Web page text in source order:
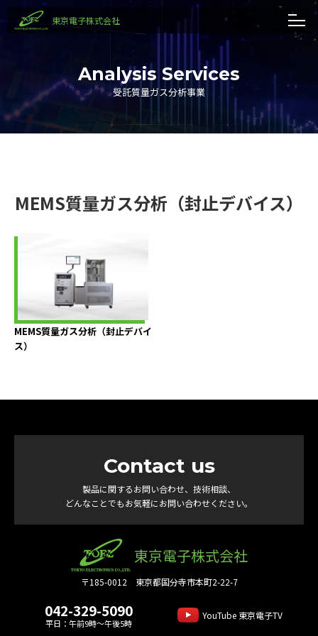
東京電子株式会社
Analysis Services
受託質量ガス分析事業
MEMS質量ガス分析（封止デバイス）
MEMS質量ガス分析（封止デバイ
ス）
Contact us
製品に関するお問い合わせ、技術相談、
どんなことでもお気軽にお問い合わせください。
東京電子株式会社
〒185-0012 東京都国分寺市本町2-22-7
042-329-5090
平日：午前9時～午後5時
YouTube 東京電子TV